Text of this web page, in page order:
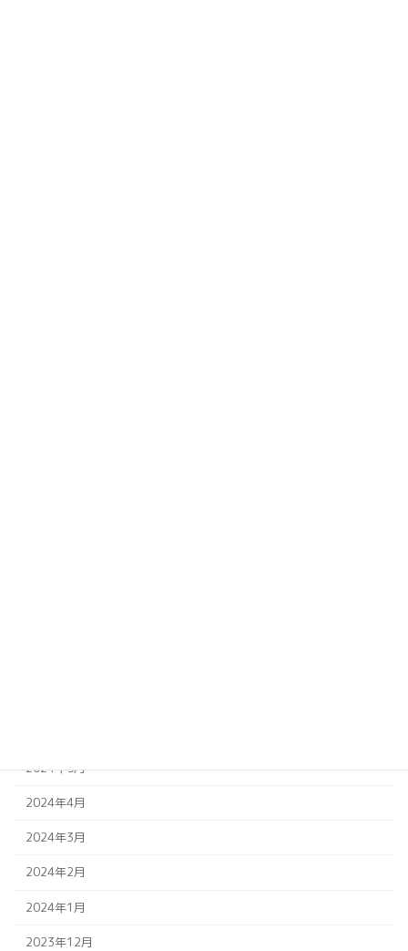
2024年5月
2024年4月
2024年3月
2024年2月
2024年1月
2023年12月